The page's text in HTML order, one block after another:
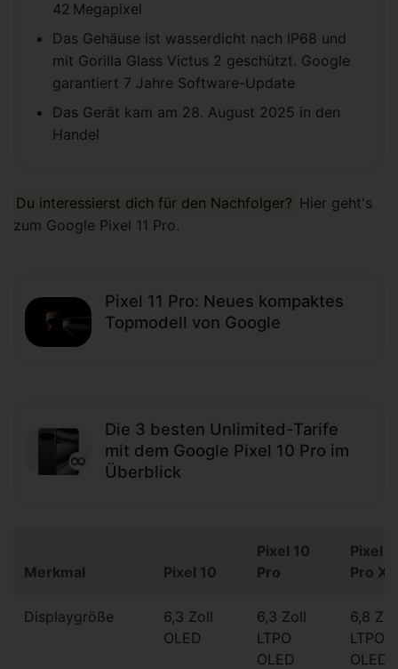
42 Megapixel
Das Gehäuse ist wasserdicht nach IP68 und
mit Gorilla Glass Victus 2 geschützt. Google
garantiert 7 Jahre Software-Update
Das Gerät kam am 28. August 2025 in den
Handel
Du interessierst dich für den Nachfolger? Hier geht's
zum Google Pixel 11 Pro.
Pixel 11 Pro: Neues kompaktes
Topmodell von Google
Die 3 besten Unlimited-Tarife
mit dem Google Pixel 10 Pro im
Überblick
Merkmal Pixel 10
Pixel 10
Pro
Pixel
Pro XL
Displaygröße
6,3 Zoll
OLED
6,3 Zoll
LTPO
OLED
6,8
LTPO
OLED